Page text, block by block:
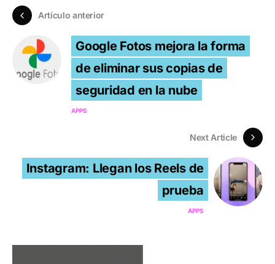
Artículo anterior
Google Fotos mejora la forma
de eliminar sus copias de
seguridad en la nube
APPS
Next Article
Instagram: Llegan los Reels de
prueba
APPS